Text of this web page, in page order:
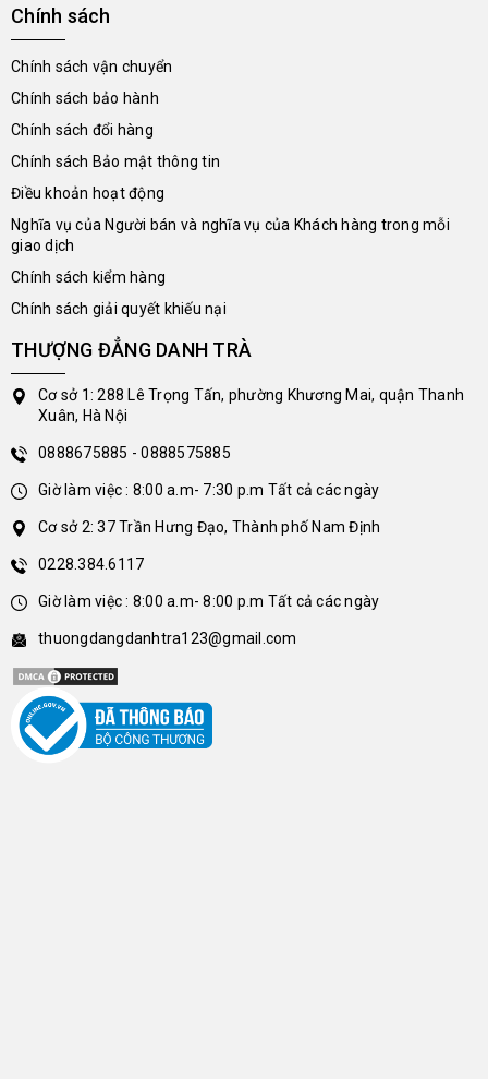
Chính sách
Chính sách vận chuyển
Chính sách bảo hành
Chính sách đổi hàng
Chính sách Bảo mật thông tin
Điều khoản hoạt động
Nghĩa vụ của Người bán và nghĩa vụ của Khách hàng trong mỗi
giao dịch
Chính sách kiểm hàng
Chính sách giải quyết khiếu nại
THƯỢNG ĐẲNG DANH TRÀ
Cơ sở 1: 288 Lê Trọng Tấn, phường Khương Mai, quận Thanh
Xuân, Hà Nội
0888675885 - 0888575885
Giờ làm việc : 8:00 a.m- 7:30 p.m Tất cả các ngày
Cơ sở 2: 37 Trần Hưng Đạo, Thành phố Nam Định
0228.384.6117
Giờ làm việc : 8:00 a.m- 8:00 p.m Tất cả các ngày
thuongdangdanhtra123@gmail.com